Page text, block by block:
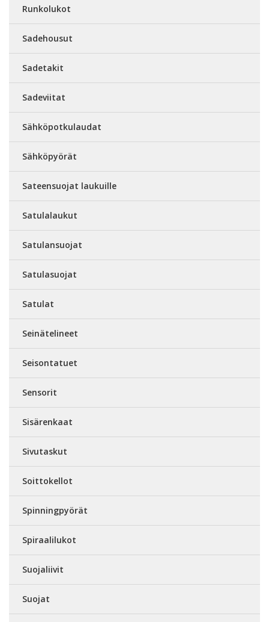
Runkolukot
Sadehousut
Sadetakit
Sadeviitat
Sähköpotkulaudat
Sähköpyörät
Sateensuojat laukuille
Satulalaukut
Satulansuojat
Satulasuojat
Satulat
Seinätelineet
Seisontatuet
Sensorit
Sisärenkaat
Sivutaskut
Soittokellot
Spinningpyörät
Spiraalilukot
Suojaliivit
Suojat